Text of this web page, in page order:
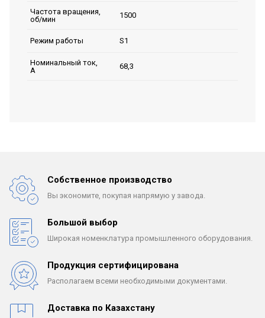
Частота вращения,
об/мин
1500
Режим работы S1
Номинальный ток,
А
68,3
Собственное производство
Вы экономите, покупая напрямую у завода.
Большой выбор
Широкая номенклатура промышленного оборудования.
Продукция сертифицирована
Располагаем всеми необходимыми документами.
Доставка по Казахстану